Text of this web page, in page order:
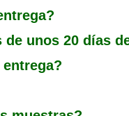
unos 20 días
entrega?